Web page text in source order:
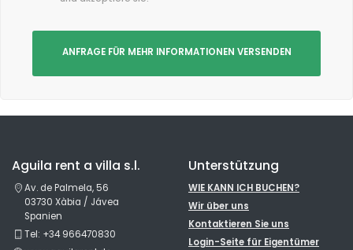
ANFRAGE FÜR MEHR INFORMATIONEN VERSENDEN
Aguila rent a villa s.l.
Av. de Palmela, 56
03730 Xàbia / Jávea
Spanien
Tel: +34 966470830
Unterstützung
WIE KANN ICH BUCHEN?
Wir über uns
Kontaktieren Sie uns
Login-Seite für Eigentümer